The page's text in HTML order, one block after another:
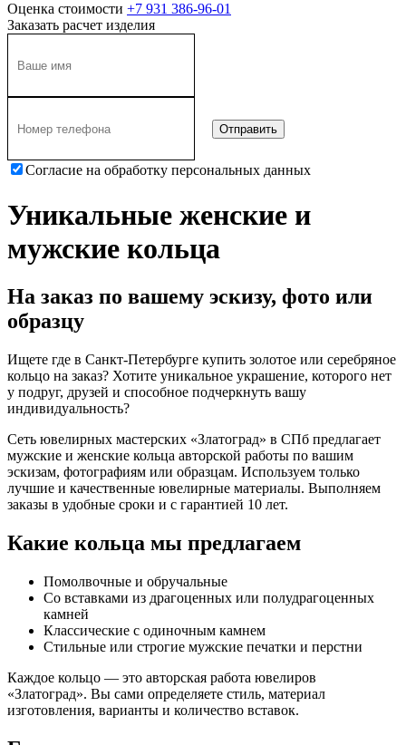
Оценка стоимости +7 931 386-96-01
Заказать расчет изделия
Согласие на обработку персональных данных
Уникальные женские и
мужские кольца
На заказ по вашему эскизу, фото или
образцу
Ищете где в Санкт-Петербурге купить золотое или серебряное
кольцо на заказ? Хотите уникальное украшение, которого нет
у подруг, друзей и способное подчеркнуть вашу
индивидуальность?
Сеть ювелирных мастерских «Златоград» в СПб предлагает
мужские и женские кольца авторской работы по вашим
эскизам, фотографиям или образцам. Используем только
лучшие и качественные ювелирные материалы. Выполняем
заказы в удобные сроки и с гарантией 10 лет.
Какие кольца мы предлагаем
Помолвочные и обручальные
Со вставками из драгоценных или полудрагоценных
камней
Классические с одиночным камнем
Стильные или строгие мужские печатки и перстни
Каждое кольцо — это авторская работа ювелиров
«Златоград». Вы сами определяете стиль, материал
изготовления, варианты и количество вставок.